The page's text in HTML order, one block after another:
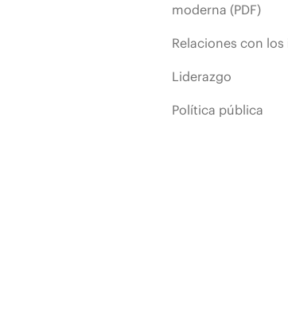
moderna (PDF)
Relaciones con
Liderazgo
Política pública